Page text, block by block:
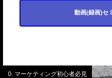
動画(録画)セ
0. マーケティング初心者必見